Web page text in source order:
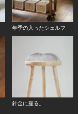
年季の入ったシェルフ
針金に座る。